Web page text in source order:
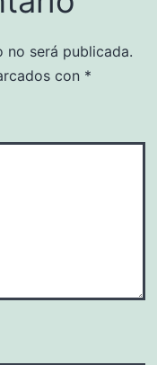
será publicada.
con *